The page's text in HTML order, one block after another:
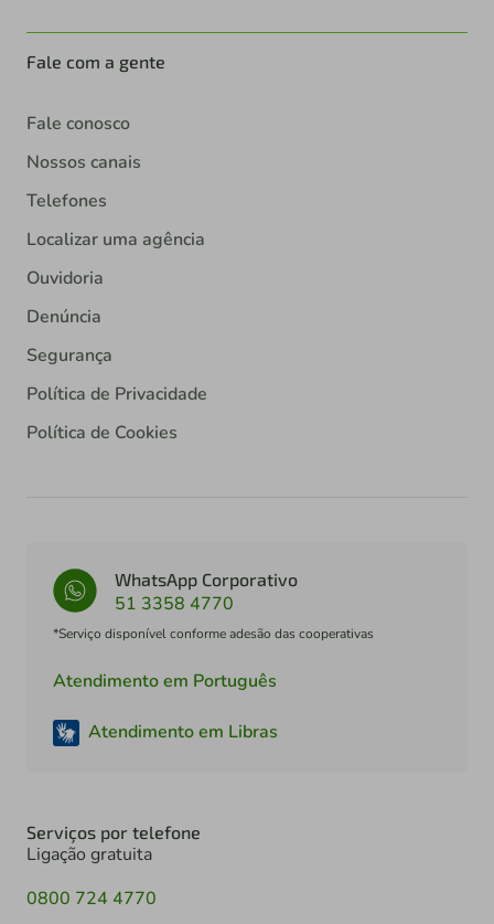
Fale com a gente
Fale conosco
Nossos canais
Telefones
Localizar uma agência
Ouvidoria
Denúncia
Segurança
Política de Privacidade
Política de Cookies
WhatsApp Corporativo
51 3358 4770
*Serviço disponível conforme adesão das cooperativas
Atendimento em Português
Atendimento em Libras
Serviços por telefone
Ligação gratuita
0800 724 4770